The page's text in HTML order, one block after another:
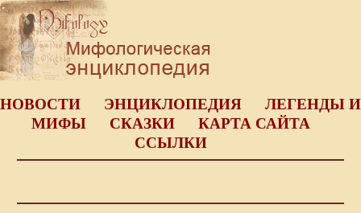
НОВОСТИ ЭНЦИКЛОПЕДИЯ
ЛЕГЕНДЫ И
МИФЫ
СКАЗКИ
КАРТА САЙТА
ССЫЛКИ